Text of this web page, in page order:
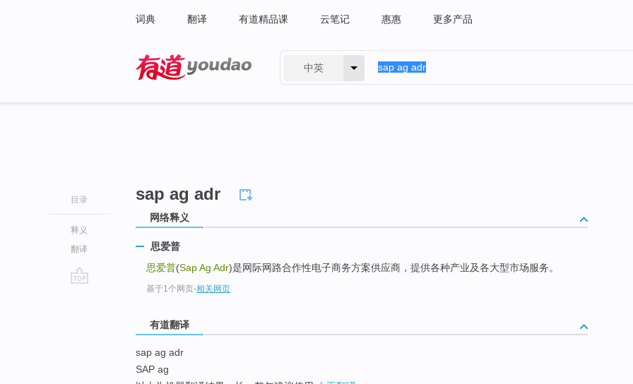
词典 翻译 有道精品课 云笔记 惠惠 更多产品
中英
目录
释义
翻译
sap ag adr
网络释义
思爱普
思爱普(Sap Ag Adr)是网际网路合作性电子商务方案供应商，提供各种产业及各大型市场服务。
基于1个网页-相关网页
有道翻译
sap ag adr
SAP ag